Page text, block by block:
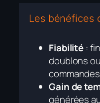
Les bénéfices
Fiabilité :
doublons
commandes
Gain de
générées